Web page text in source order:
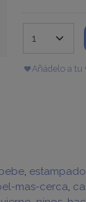
Añádelo a tu
estampado
mas-cerca